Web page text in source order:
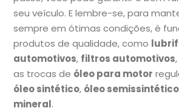
seu veículo. E lembre-se, para
sempre em ótimas condições, é
produtos de qualidade, como
automotivos, filtros automotivos
as trocas de óleo para motor
óleo sintético, óleo semissintético
mineral.